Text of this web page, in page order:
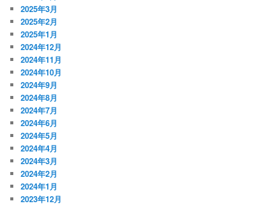
2025年3月
2025年2月
2025年1月
2024年12月
2024年11月
2024年10月
2024年9月
2024年8月
2024年7月
2024年6月
2024年5月
2024年4月
2024年3月
2024年2月
2024年1月
2023年12月